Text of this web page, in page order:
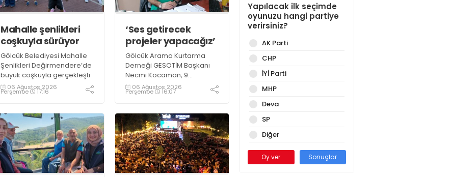
Mahalle şenlikleri
coşkuyla sürüyor
Gölcük Belediyesi Mahalle
Şenlikleri Değirmendere’de
büyük coşkuyla gerçekleşti
06 Ağustos 2026
Perşembe 17:16
‘Ses getirecek
projeler yapacağız’
Gölcük Arama Kurtarma
Derneği GESOTİM Başkanı
Necmi Kocaman, 9
Ağustos’ta gerçekleşecek
sınavın ardından 4. Akredite
tamamlayacaklarını ifade
ederek açıklamalarda
bulundu. Kocaman,
“Gölcük’te ve Kocaeli
genelinde ses getirecek
projelerimizi tek tek hayata
geçireceğiz” dedi
06 Ağustos 2026
Perşembe 16:07
Yapılacak ilk seçimde
oyunuzu hangi partiye
verirsiniz?
AK Parti
CHP
İYİ Parti
MHP
Deva
SP
Diğer
Oy ver Sonuçlar